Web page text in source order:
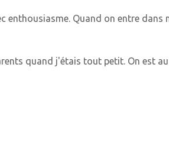
enthousiasme. Quand on entre
quand j'étais tout petit. On est